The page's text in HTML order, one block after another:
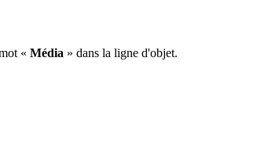
« Média » dans la ligne d'objet.